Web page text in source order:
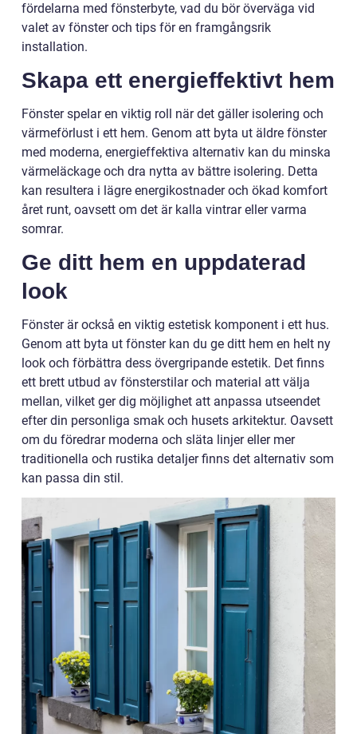
fördelarna med fönsterbyte, vad du bör överväga vid
valet av fönster och tips för en framgångsrik
installation.
Skapa ett energieffektivt hem
Fönster spelar en viktig roll när det gäller isolering och
värmeförlust i ett hem. Genom att byta ut äldre fönster
med moderna, energieffektiva alternativ kan du minska
värmeläckage och dra nytta av bättre isolering. Detta
kan resultera i lägre energikostnader och ökad komfort
året runt, oavsett om det är kalla vintrar eller varma
somrar.
Ge ditt hem en uppdaterad
look
Fönster är också en viktig estetisk komponent i ett hus.
Genom att byta ut fönster kan du ge ditt hem en helt ny
look och förbättra dess övergripande estetik. Det finns
ett brett utbud av fönsterstilar och material att välja
mellan, vilket ger dig möjlighet att anpassa utseendet
efter din personliga smak och husets arkitektur. Oavsett
om du föredrar moderna och släta linjer eller mer
traditionella och rustika detaljer finns det alternativ som
kan passa din stil.